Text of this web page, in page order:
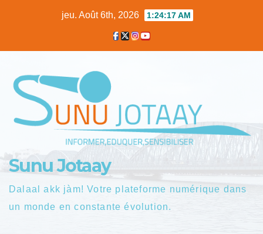
jeu. Août 6th, 2026 1:24:18 AM
Sunu Jotaay
Dalaal akk jàm! Votre plateforme numérique dans
un monde en constante évolution.